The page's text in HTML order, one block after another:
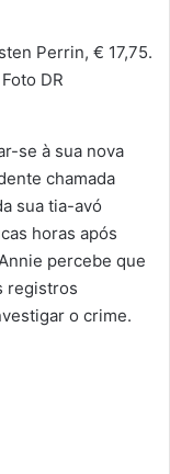
Perrin, € 17,75.
DR
se à sua nova
chamada
sua tia-avó
horas após
percebe que
registros
o crime.